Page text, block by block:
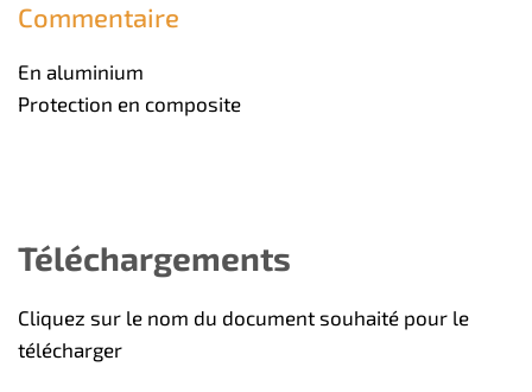
Commentaire
En aluminium
Protection en composite
Téléchargements
Cliquez sur le nom du document souhaité pour le
télécharger